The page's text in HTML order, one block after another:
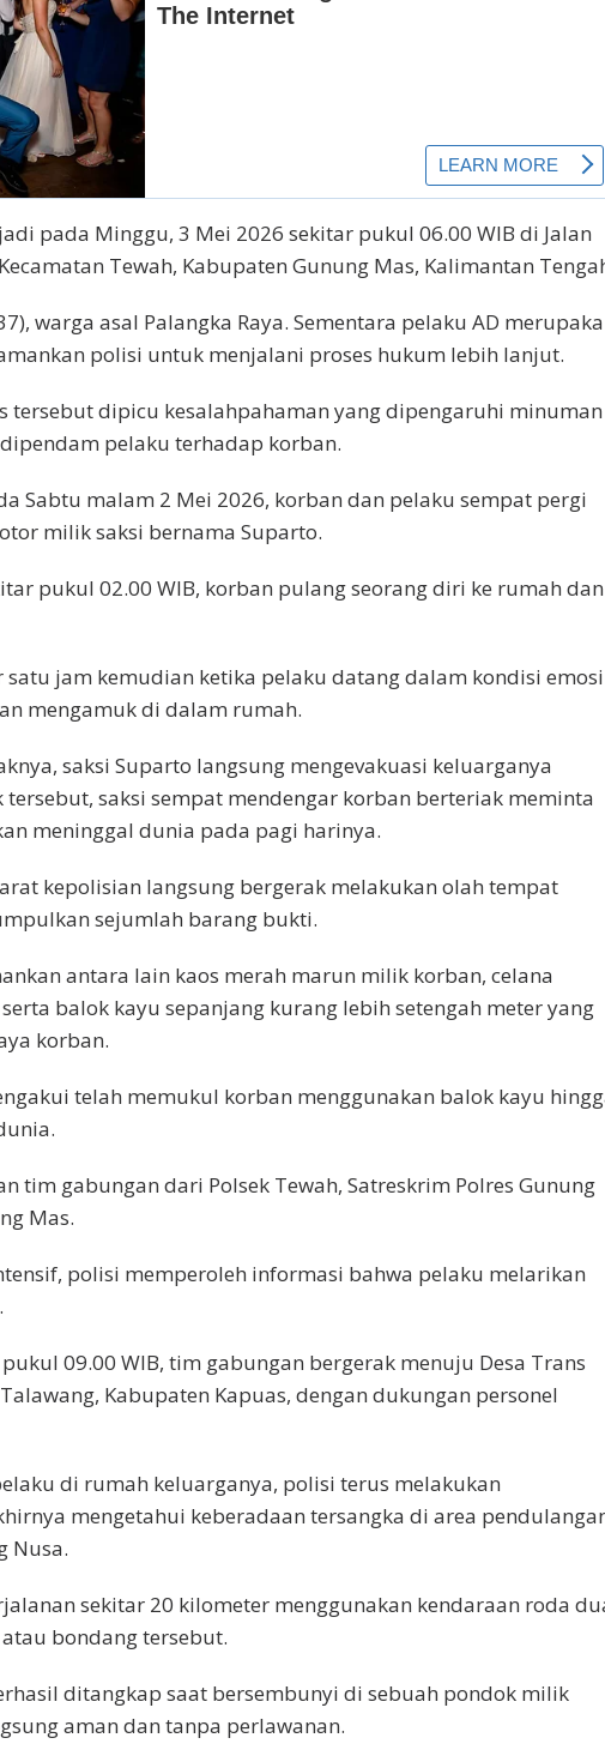
pada Minggu, 3 Mei 2026 sekitar pukul 06.00 WIB di Jalan
Tewah, Kabupaten Gunung Mas, Kalimantan
warga asal Palangka Raya. Sementara pelaku AD
polisi untuk menjalani proses hukum lebih lanjut.
tersebut dipicu kesalahpahaman yang dipengaruhi minuman
pelaku terhadap korban.
Sabtu malam 2 Mei 2026, korban dan pelaku sempat pergi
milik saksi bernama Suparto.
pukul 02.00 WIB, korban pulang seorang diri ke rumah dan
jam kemudian ketika pelaku datang dalam kondisi emosi
mengamuk di dalam rumah.
saksi Suparto langsung mengevakuasi keluarganya
saksi sempat mendengar korban berteriak meminta
meninggal dunia pada pagi harinya.
kepolisian langsung bergerak melakukan olah tempat
sejumlah barang bukti.
antara lain kaos merah marun milik korban, celana
balok kayu sepanjang kurang lebih setengah meter yang
korban.
telah memukul korban menggunakan balok kayu
tim gabungan dari Polsek Tewah, Satreskrim Polres Gunung
Mas.
polisi memperoleh informasi bahwa pelaku melarikan
09.00 WIB, tim gabungan bergerak menuju Desa Trans
Kabupaten Kapuas, dengan dukungan personel
di rumah keluarganya, polisi terus melakukan
mengetahui keberadaan tersangka di area
Nusa.
sekitar 20 kilometer menggunakan kendaraan roda
bondang tersebut.
ditangkap saat bersembunyi di sebuah pondok milik
aman dan tanpa perlawanan.